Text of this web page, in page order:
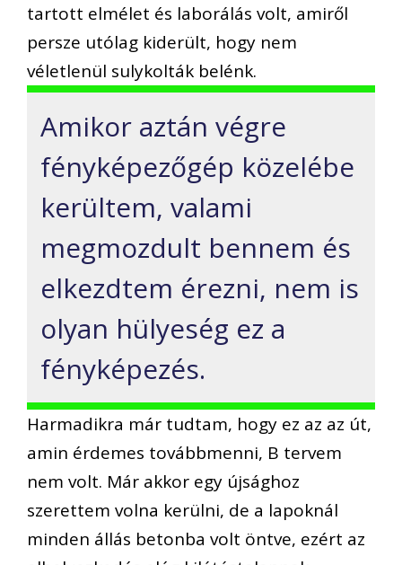
tartott elmélet és laborálás volt, amiről
persze utólag kiderült, hogy nem
véletlenül sulykolták belénk.
Amikor aztán végre
fényképezőgép közelébe
kerültem, valami
megmozdult bennem és
elkezdtem érezni, nem is
olyan hülyeség ez a
fényképezés.
Harmadikra már tudtam, hogy ez az az út,
amin érdemes továbbmenni, B tervem
nem volt. Már akkor egy újsághoz
szerettem volna kerülni, de a lapoknál
minden állás betonba volt öntve, ezért az